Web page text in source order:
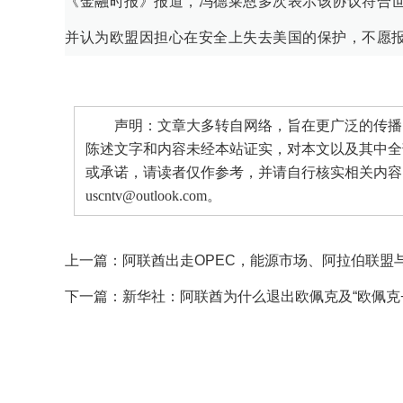
并认为欧盟因担心在安全上失去美国的保护，不愿
声明：文章大多转自网络，旨在更广泛的传播
陈述文字和内容未经本站证实，对本文以及其中
或承诺，请读者仅作参考，并请自行核实相关内
uscntv@outlook.com。
上一篇： 阿联酋出走OPEC，能源市场、阿拉伯联盟
下一篇： 新华社：阿联酋为什么退出欧佩克及“欧佩克